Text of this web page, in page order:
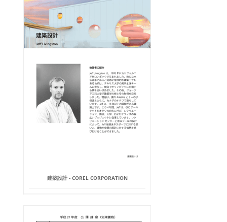
建築設計 - COREL CORPORATION